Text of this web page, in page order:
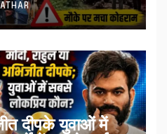
ATHAR
दीपके युवाओं में